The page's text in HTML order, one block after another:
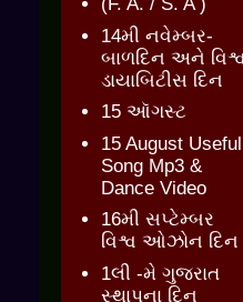
14મી નવેમ્બર-
બાળદિન અને
ડાયાબિટીસ દિન
15 ઑગસ્ટ
15 August Useful
Song Mp3 &
Dance Video
16મી સપ્ટેમ્બર
વિશ્વ ઓઝોન દિન
1લી -મે ગુજરાત
સ્થાપના દિન